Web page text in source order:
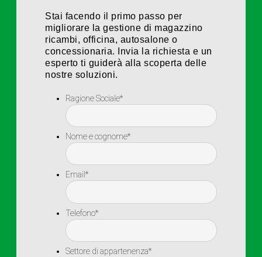
Stai facendo il primo passo per
migliorare la gestione di magazzino
ricambi, officina, autosalone o
concessionaria. Invia la richiesta e un
esperto ti guiderà alla scoperta delle
nostre soluzioni.
Ragione Sociale*
Nome e cognome*
Email *
Telefono*
Settore di appartenenza*